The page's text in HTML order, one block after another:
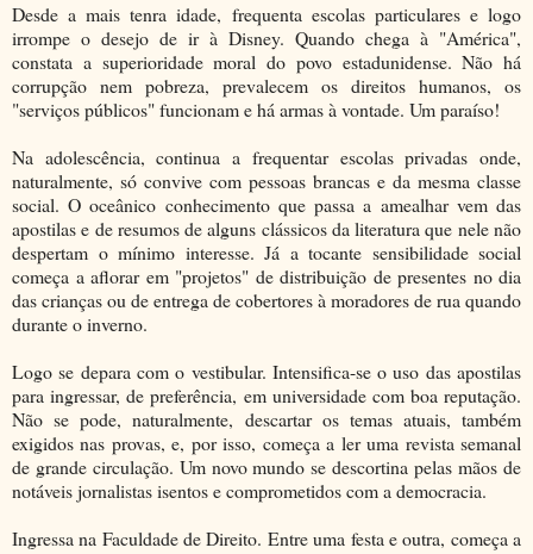
Desde a mais tenra idade, frequenta escolas particulares e logo
irrompe o desejo de ir à Disney. Quando chega à "América",
constata a superioridade moral do povo estadunidense. Não há
corrupção nem pobreza, prevalecem os direitos humanos, os
"serviços públicos" funcionam e há armas à vontade. Um paraíso!
Na adolescência, continua a frequentar escolas privadas onde,
naturalmente, só convive com pessoas brancas e da mesma classe
social. O oceânico conhecimento que passa a amealhar vem das
apostilas e de resumos de alguns clássicos da literatura que nele não
despertam o mínimo interesse. Já a tocante sensibilidade social
começa a aflorar em "projetos" de distribuição de presentes no dia
das crianças ou de entrega de cobertores à moradores de rua quando
durante o inverno.
Logo se depara com o vestibular. Intensifica-se o uso das apostilas
para ingressar, de preferência, em universidade com boa reputação.
Não se pode, naturalmente, descartar os temas atuais, também
exigidos nas provas, e, por isso, começa a ler uma revista semanal
de grande circulação. Um novo mundo se descortina pelas mãos de
notáveis jornalistas isentos e comprometidos com a democracia.
Ingressa na Faculdade de Direito. Entre uma festa e outra, começa a